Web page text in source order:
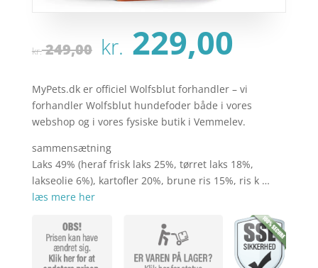
kr.249,00 Den
oprindelige
pris
var:
kr. 249,00.
kr. 229,00
pris
er:
kr.
MyPets.dk er officiel Wolfsblut forhandler – vi
forhandler Wolfsblut hundefoder både i vores
webshop og i vores fysiske butik i Vemmelev.
sammensætning
Laks 49% (heraf frisk laks 25%, tørret laks 18%,
lakseolie 6%), kartofler 20%, brune ris 15%, ris k …
læs mere her